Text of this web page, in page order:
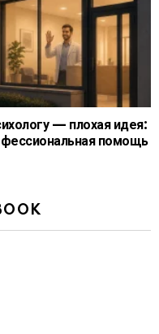
— плохая идея:
помощь